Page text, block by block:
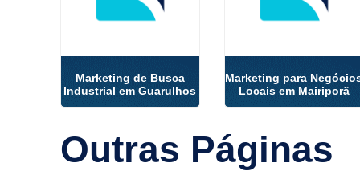
Marketing de Busca
Industrial em Guarulhos
Marketing para
Locais em Mairiporã
Outras Páginas